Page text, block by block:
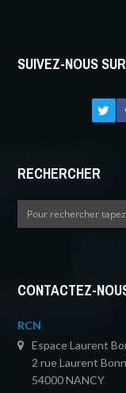
SUIVEZ-NOUS
RECHERCHER
CONTACTEZ-
RCN
Espace Laurent
2 rue Laurent
54000 NANCY